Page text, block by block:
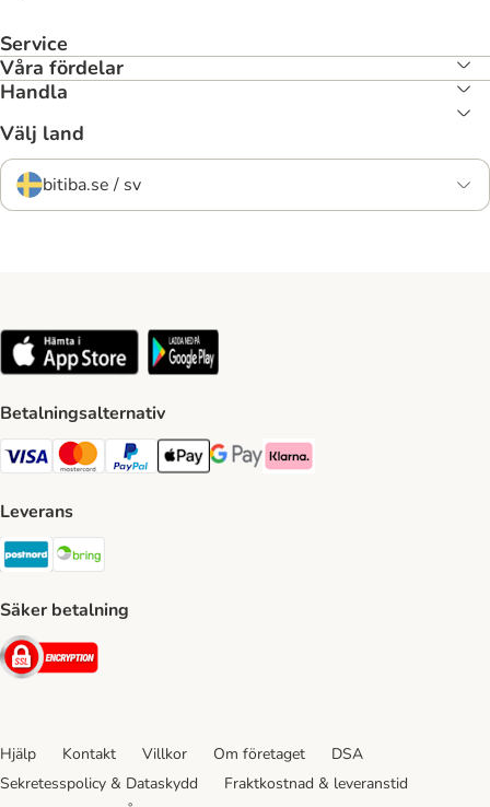
Service
Våra fördelar
Handla
Välj land
bitiba.se / sv
Betalningsalternativ
VISA Payment Method
Mastercard Payment Method
Paypal Payment Method
Apple Pay Payment Method
Google Pay Payment Method
Klarna Payment Method
Leverans
Postnord Shipping Method
Säker betalning
Security
Hjälp Kontakt Villkor Om företaget
DSA
Sekretesspolicy & Dataskydd
Fraktkostnad & leveranstid